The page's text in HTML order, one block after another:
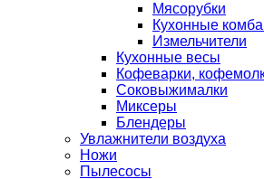
Мясорубки
Кухонные
Измельчители
Кухонные весы
Кофеварки,
Соковыжималки
Миксеры
Блендеры
Увлажнители воздуха
Ножи
Пылесосы